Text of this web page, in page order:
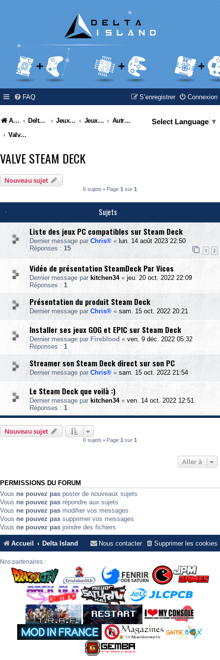
FAQ Connexion
S’enregistrer
Accueil Delta Island Jeux Video Jeux Vidéo & Retrogaming
Autres constructeurs
Valve Steam Deck
Select Language ▼
VALVE STEAM DECK
Nouveau sujet
6 sujets • Page 1 sur 1
Sujets
Liste des jeux PC compatibles sur Steam Deck
Dernier message par Chris® « lun. 14 août 2023 22:50
Réponses : 15 1 2
Vidéo de présentation SteamDeck Par Vicos
Dernier message par kitchen34« jeu. 20 oct. 2022 22:09
Réponses : 1
Présentation du produit Steam Deck
Dernier message par Chris® « sam. 15 oct. 2022 20:21
Installer ses jeux GOG et EPIC sur Steam Deck
Dernier message par Fireblood « ven. 9 déc. 2022 05:32
Réponses : 1
Streamer son Steam Deck direct sur son PC
Dernier message par Chris® « sam. 15 oct. 2022 21:54
Le Steam Deck que voilà :)
Dernier message par kitchen34« ven. 14 oct. 2022 12:51
Réponses : 1
Nouveau sujet
6 sujets • Page 1 sur 1
Aller à
PERMISSIONS DU FORUM
Vous ne pouvez pas poster de nouveaux sujets
Vous ne pouvez pas répondre aux sujets
Vous ne pouvez pas modifier vos messages
Vous ne pouvez pas supprimer vos messages
Vous ne pouvez pas joindre des fichiers
Accueil Delta Island Supprimer les cookies
Nous contacter
Nos partenaires :